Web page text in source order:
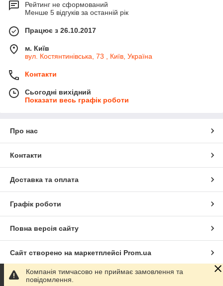
Рейтинг не сформований
Менше 5 відгуків за останній рік
Працює з 26.10.2017
м. Київ
вул. Костянтинівська, 73 , Київ, Україна
Контакти
Сьогодні вихідний
Показати весь графік роботи
Про нас
Контакти
Доставка та оплата
Графік роботи
Повна версія сайту
Сайт створено на маркетплейсі Prom.ua
Політика конфіденційності
Компанія тимчасово не приймає замовлення та
повідомлення.